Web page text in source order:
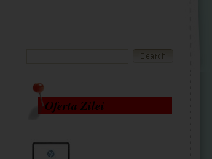
Oferta Zilei